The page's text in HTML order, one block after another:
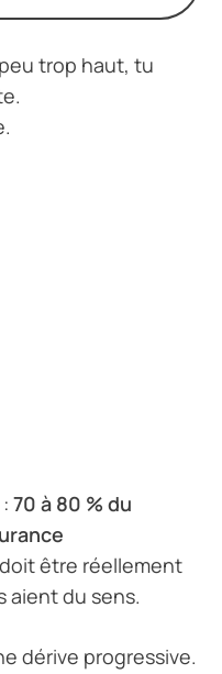
trop haut, tu
70 à 80 % du
être réellement
aient du sens.
dérive progressive.